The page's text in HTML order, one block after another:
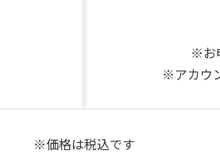
※お
※アカウ
※価格は税込です